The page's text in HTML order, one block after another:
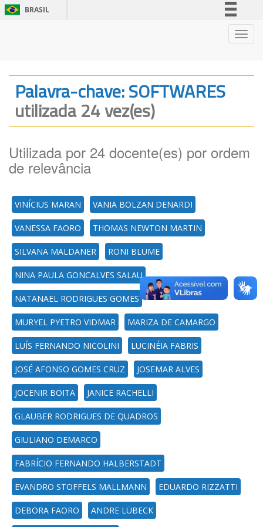
BRASIL
Legislação
Palavra-chave: SOFTWARES
utilizada 24 vez(es)
Utilizada por 24 docente(es) por ordem
de relevância
VINÍCIUS MARAN VANIA BOLZAN DENARDI
VANESSA FAORO THOMAS NEWTON MARTIN
SILVANA MALDANER RONI BLUME
NINA PAULA GONCALVES SALAU
NATANAEL RODRIGUES GOMES
MURYEL PYETRO VIDMAR MARIZA DE CAMARGO
LUÍS FERNANDO NICOLINI LUCINÉIA FABRIS
JOSÉ AFONSO GOMES CRUZ JOSEMAR ALVES
JOCENIR BOITA JANICE RACHELLI
GLAUBER RODRIGUES DE QUADROS
GIULIANO DEMARCO
FABRÍCIO FERNANDO HALBERSTADT
EVANDRO STOFFELS MALLMANN EDUARDO RIZZATTI
DEBORA FAORO ANDRE LÜBECK